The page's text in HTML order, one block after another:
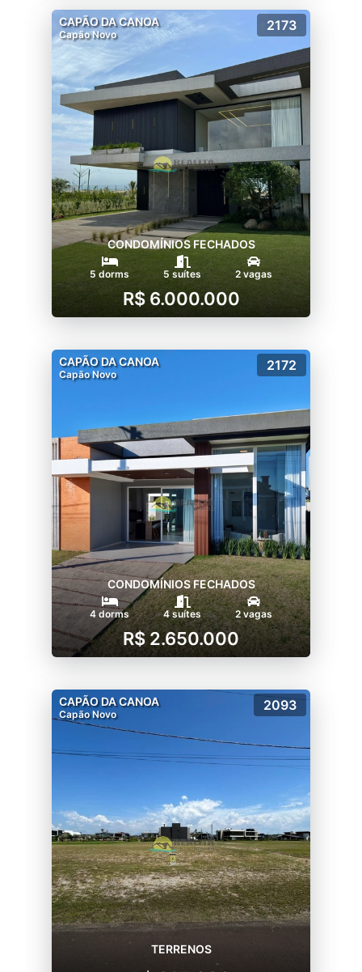
CAPÃO DA CANOA
Capão Novo
2173
CONDOMÍNIOS FECHADOS
5 dorms 5 suítes 2 vagas
R$ 6.000.000
CAPÃO DA CANOA
Capão Novo
2172
CONDOMÍNIOS FECHADOS
4 dorms 4 suítes 2 vagas
R$ 2.650.000
CAPÃO DA CANOA
Capão Novo
2093
TERRENOS